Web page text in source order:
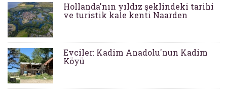
Hollanda'nın yıldız şeklindeki tarihi
ve turistik kale kenti Naarden
Evciler: Kadim Anadolu'nun Kadim
Köyü